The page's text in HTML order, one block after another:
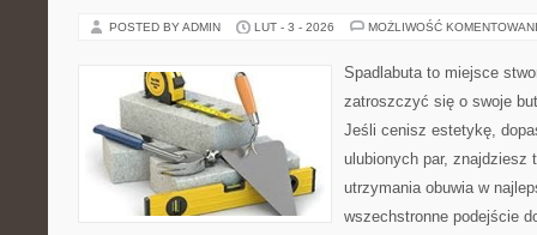
POSTED BY ADMIN LUT - 3 - 2026 MOŻLIWOŚĆ
Spadlabuta to miejsce
zatroszczyć się o swoje
Jeśli cenisz estetykę,
ulubionych par, znajdziesz
utrzymania obuwia w
wszechstronne podejście